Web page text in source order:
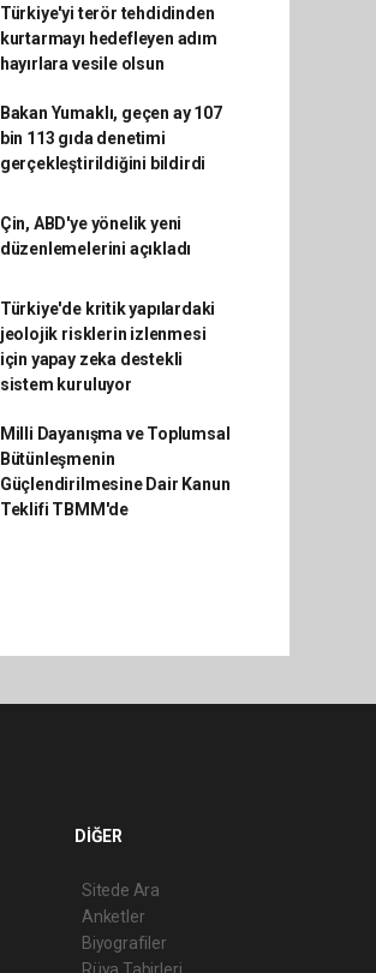
Türkiye'yi terör tehdidinden
kurtarmayı hedefleyen adım
hayırlara vesile olsun
Bakan Yumaklı, geçen ay 107
bin 113 gıda denetimi
gerçekleştirildiğini bildirdi
Çin, ABD'ye yönelik yeni
düzenlemelerini açıkladı
Türkiye'de kritik yapılardaki
jeolojik risklerin izlenmesi
için yapay zeka destekli
sistem kuruluyor
Milli Dayanışma ve Toplumsal
Bütünleşmenin
Güçlendirilmesine Dair Kanun
Teklifi TBMM'de
DİĞER
Sitede Ara
Anketler
Biyografiler